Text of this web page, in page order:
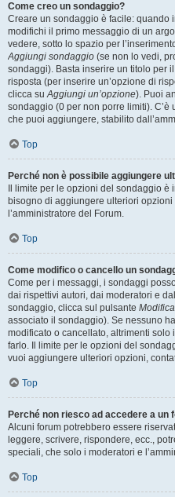
Come creo un sondaggio?
Creare un sondaggio è facile: quando
modifichi il primo messaggio di un
vedere, sotto lo spazio per
Aggiungi sondaggio (se non lo vedi,
sondaggi). Basta inserire un titolo per
risposta (per inserire un’opzione di
clicca suAggiungi un’opzione). Puoi
sondaggio (0 per non porre limiti).
che puoi aggiungere, stabilito
Top
Perché non è possibile aggiungere
Il limite per le opzioni del sondaggio è
bisogno di aggiungere ulteriori
l’amministratore del Forum.
Top
Come modifico o cancello un
Come per i messaggi, i sondaggi
dai rispettivi autori, dai moderatori e
sondaggio, clicca sul pulsante Modifica
associato il sondaggio). Se nessuno
modificato o cancellato, altrimenti solo
farlo. Il limite per le opzioni del
vuoi aggiungere ulteriori opzioni,
Top
Perché non riesco ad accedere a un
Alcuni forum potrebbero essere
leggere, scrivere, rispondere, ecc.,
speciali, che solo i moderatori e
Top